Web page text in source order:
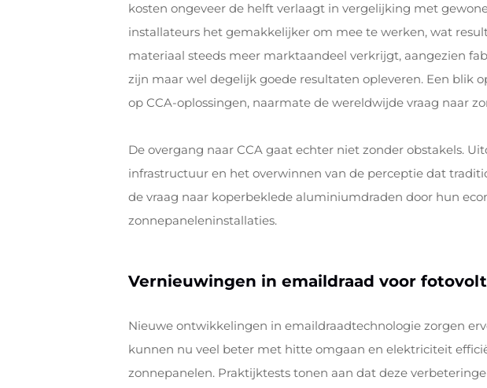
kosten ongeveer de helft verlaagt in vergelijking met
installateurs het gemakkelijker om mee te werken, wat
materiaal steeds meer marktaandeel verkrijgt, aangezien
zijn maar wel degelijk goede resultaten opleveren. Een blik
op CCA-oplossingen, naarmate de wereldwijde vraag naar
De overgang naar CCA gaat echter niet zonder obstakels.
infrastructuur en het overwinnen van de perceptie dat
de vraag naar koperbeklede aluminiumdraden door hun
zonnepaneleninstallaties.
Vernieuwingen in emaildraad voor
Nieuwe ontwikkelingen in emaildraadtechnologie zorgen
kunnen nu veel beter met hitte omgaan en elektriciteit
zonnepanelen. Praktijktests tonen aan dat deze